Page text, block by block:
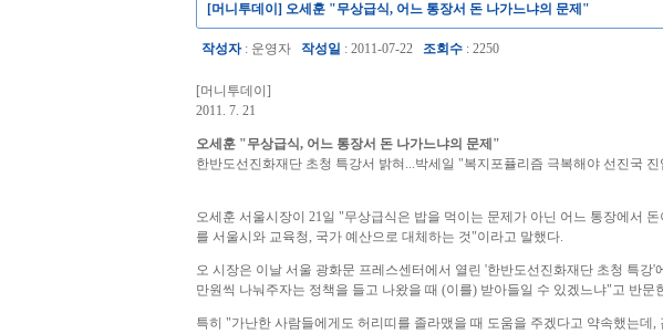
[머니투데이] 오세훈 "무상급식, 어느 통장서 돈 나가느냐의 문제"
작성자: 운영자 작성일 : 2011-07-22 조회수 : 2250
[머니투데이]
2011. 7. 21
오세훈 "무상급식, 어느 통장서 돈 나가느냐의 문제"
한반도선진화재단 초청 특강서 밝혀...박세일 "복지포퓰리즘 극복해야 선진국 진
오세훈 서울시장이 21일 "무상급식은 밥을 먹이는 문제가 아닌 어느 통장에서
를 서울시와 교육청, 국가 예산으로 대체하는 것"이라고 말했다.
오 시장은 이날 서울 광화문 프레스센터에서 열린 '한반도선진화재단 초청 특
만원씩 나눠주자는 정책을 들고 나왔을 때 (이를) 받아들일 수 있겠느냐"고 반문
특히 "가난한 사람들에게도 허리띠를 졸라맸을 때 도움을 주겠다고 약속했는